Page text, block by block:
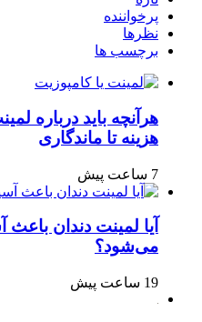
پرخواننده
نظرها
برچسب ها
هرآنچه باید درباره
هزینه تا ماندگاری
7 ساعت پیش
آیا لمینت دندان
می‌شود؟
19 ساعت پیش